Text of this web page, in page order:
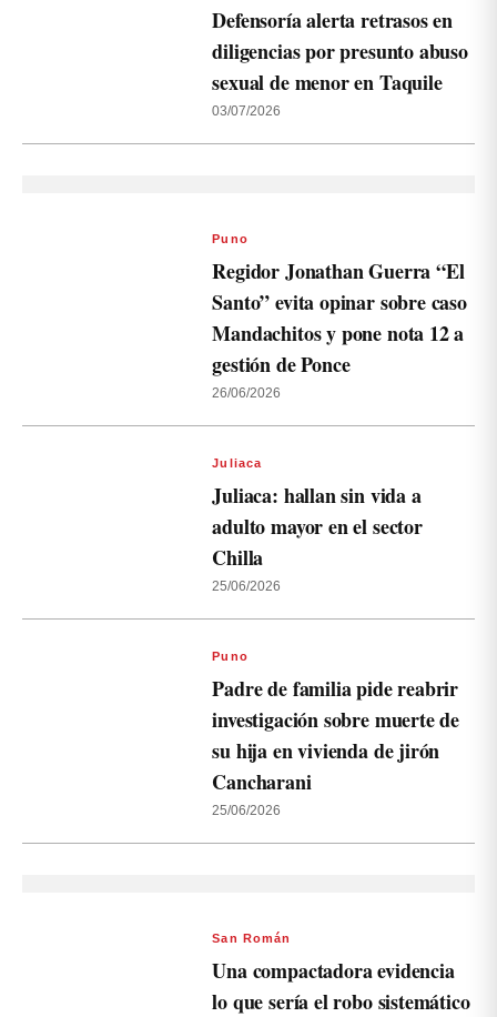
Defensoría alerta retrasos en
diligencias por presunto abuso
sexual de menor en Taquile
03/07/2026
Puno
Regidor Jonathan Guerra “El
Santo” evita opinar sobre caso
Mandachitos y pone nota 12 a
gestión de Ponce
26/06/2026
Juliaca
Juliaca: hallan sin vida a
adulto mayor en el sector
Chilla
25/06/2026
Puno
Padre de familia pide reabrir
investigación sobre muerte de
su hija en vivienda de jirón
Cancharani
25/06/2026
San Román
Una compactadora evidencia
lo que sería el robo sistemático